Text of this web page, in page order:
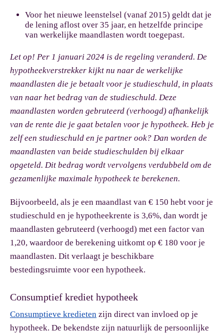
Voor het nieuwe leenstelsel (vanaf 2015) geldt dat je
de lening aflost over 35 jaar, en hetzelfde principe
van werkelijke maandlasten wordt toegepast.
Let op! Per 1 januari 2024 is de regeling veranderd. De
hypotheekverstrekker kijkt nu naar de werkelijke
maandlasten die je betaalt voor je studieschuld, in plaats
van naar het bedrag van de studieschuld. Deze
maandlasten worden gebruteerd (verhoogd) afhankelijk
van de rente die je gaat betalen voor je hypotheek. Heb je
zelf een studieschuld en je partner ook? Dan worden de
maandlasten van beide studieschulden bij elkaar
opgeteld. Dit bedrag wordt vervolgens verdubbeld om de
gezamenlijke maximale hypotheek te berekenen.
Bijvoorbeeld, als je een maandlast van € 150 hebt voor je
studieschuld en je hypotheekrente is 3,6%, dan wordt je
maandlasten gebruteerd (verhoogd) met een factor van
1,20, waardoor de berekening uitkomt op € 180 voor je
maandlasten. Dit verlaagt je beschikbare
bestedingsruimte voor een hypotheek.
Consumptief krediet hypotheek
Consumptieve kredieten zijn direct van invloed op je
hypotheek. De bekendste zijn natuurlijk de persoonlijke